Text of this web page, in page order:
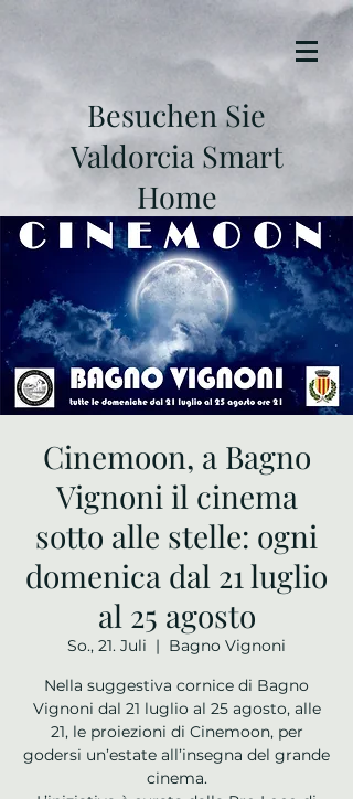
Besuchen Sie
Valdorcia Smart
Home
Cinemoon, a Bagno
Vignoni il cinema
sotto alle stelle: ogni
domenica dal 21 luglio
al 25 agosto
So., 21. Juli
  |
Bagno Vignoni
Nella suggestiva cornice di Bagno
Vignoni dal 21 luglio al 25 agosto, alle
21, le proiezioni di Cinemoon, per
godersi un’estate all’insegna del grande
cinema.